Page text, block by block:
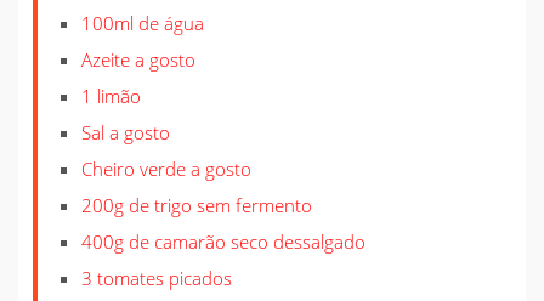
100ml de água
Azeite a gosto
1 limão
Sal a gosto
Cheiro verde a gosto
200g de trigo sem fermento
400g de camarão seco dessalgado
3 tomates picados